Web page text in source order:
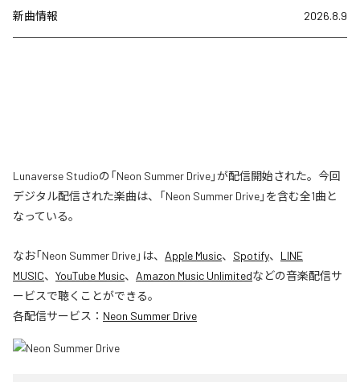
新曲情報 2026.8.9
Lunaverse Studioの「Neon Summer Drive」が配信開始された。今回
デジタル配信された楽曲は、「Neon Summer Drive」を含む全1曲と
なっている。
なお「Neon Summer Drive」は、 Apple Music、 Spotify、 LINE
MUSIC、 YouTube Music、 Amazon Music Unlimitedなどの音楽配信サ
ービスで聴くことができる。
各配信サービス： Neon Summer Drive